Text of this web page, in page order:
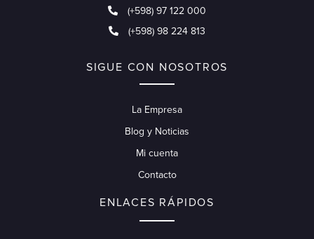
(+598) 97 122 000
(+598) 98 224 813
SIGUE CON NOSOTROS
La Empresa
Blog y Noticias
Mi cuenta
Contacto
ENLACES RÁPIDOS